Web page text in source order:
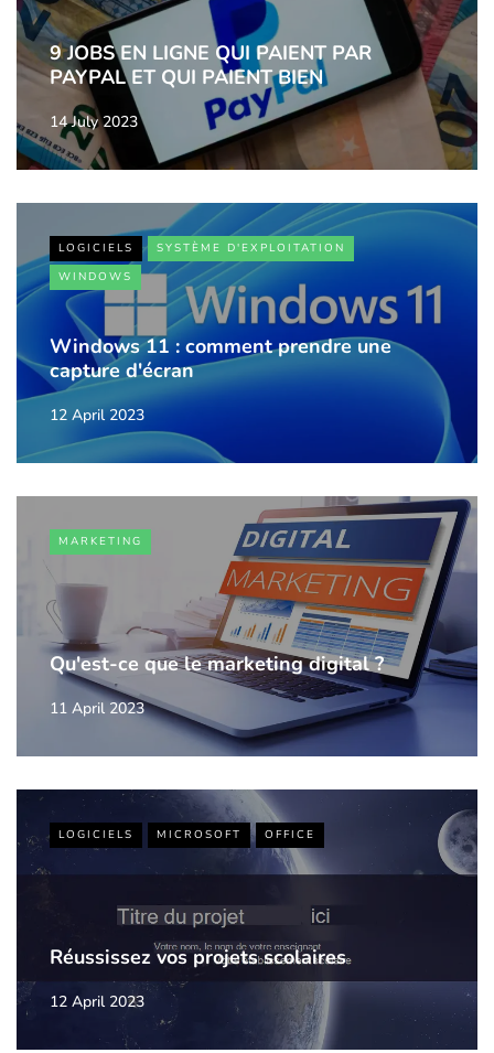
9 JOBS EN LIGNE QUI PAIENT PAR
PAYPAL ET QUI PAIENT BIEN
14 July 2023
LOGICIELS
SYSTÈME D'EXPLOITATION
WINDOWS
Windows 11 : comment prendre une
capture d'écran
12 April 2023
MARKETING
Qu'est-ce que le marketing digital ?
11 April 2023
LOGICIELS MICROSOFT OFFICE
Réussissez vos projets scolaires
12 April 2023